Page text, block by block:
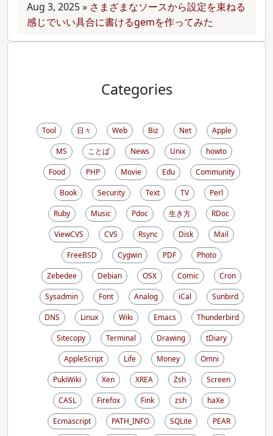
Aug 3, 2025» さまざまなソースから設定を束ねる
感じでいい具合に書けるgemを作ってみた
Categories
Tool 日々 Web Biz Net
Apple
MS
ことば News Unix
howto
Food
PHP Movie Edu
Community
Book
Security Text TV
Perl
Ruby
Music Pdoc 生き方
RDoc
ViewCVS
CVS Rsync Disk
Mail
FreeBSD
Cygwin PDF
Photo
Zebedee
Debian OSX Comic
Cron
Sysadmin
Font Analog iCal
Sunbird
DNS
Linux Wiki Emacs
Thunderbird
Sitecopy
Terminal Drawing
tDiary
AppleScript
Life Money
Omni
PukiWiki
Xen XREA Zsh
Screen
CASL
Firefox Fink zsh
haXe
Ecmascript
PATH_INFO SQLite
PEAR